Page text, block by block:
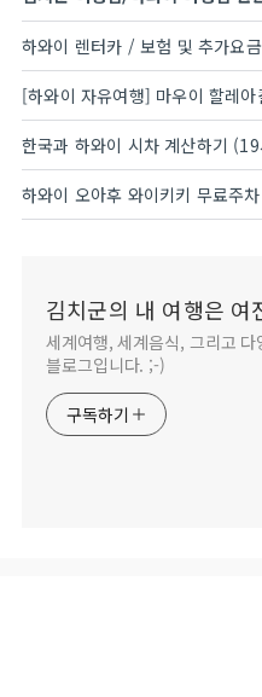
한국과 하와이 시차 계산하기
김치군의 내 여행은 여
세계여행, 세계음식, 그리고
블로그입니다. ;-)
구독하기